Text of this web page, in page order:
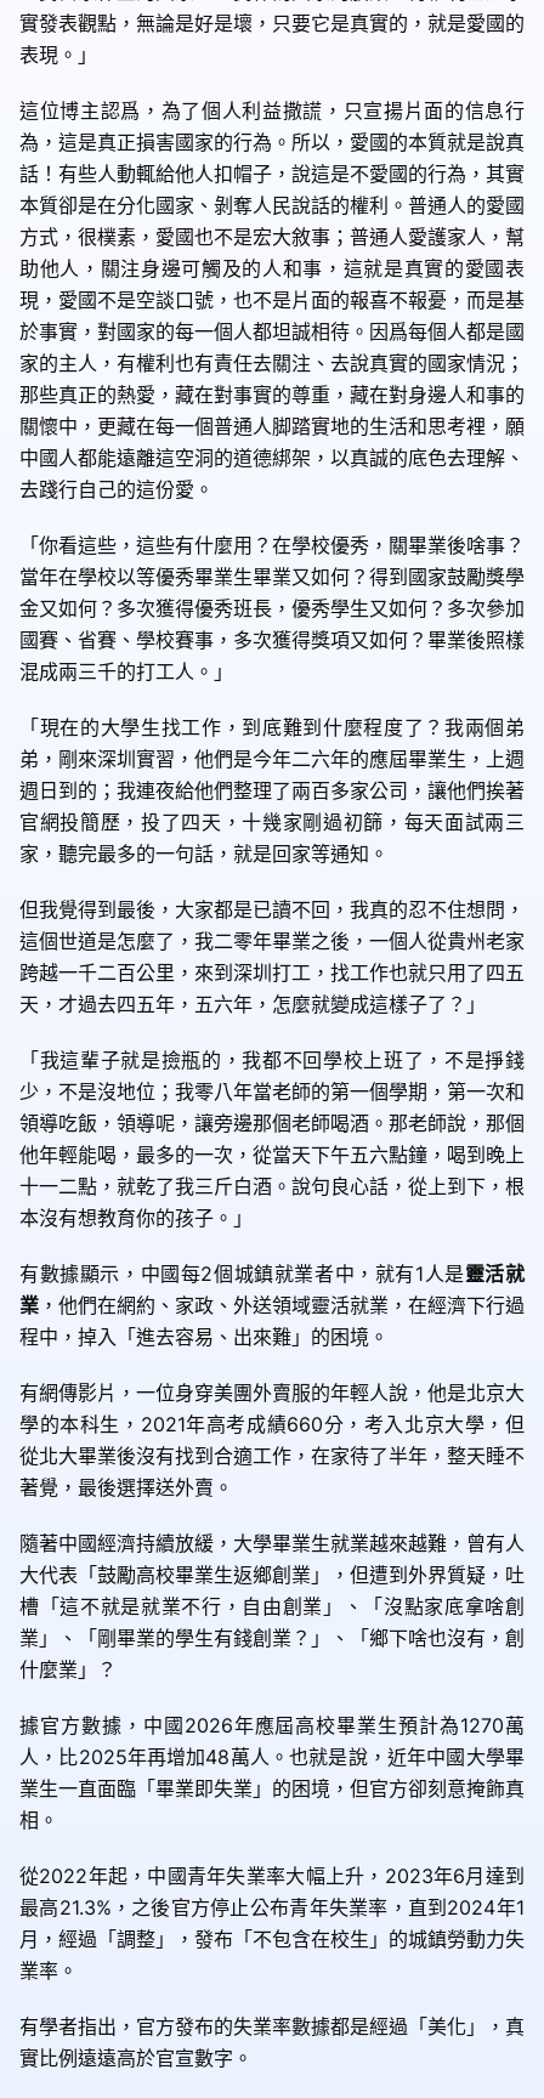
實發表觀點，無論是好是壞，只要它是真實的，就是愛國的
表現。」
這位博主認爲，為了個人利益撒謊，只宣揚片面的信息行
為，這是真正損害國家的行為。所以，愛國的本質就是說真
話！有些人動輒給他人扣帽子，說這是不愛國的行為，其實
本質卻是在分化國家、剝奪人民說話的權利。普通人的愛國
方式，很樸素，愛國也不是宏大敘事；普通人愛護家人，幫
助他人，關注身邊可觸及的人和事，這就是真實的愛國表
現，愛國不是空談口號，也不是片面的報喜不報憂，而是基
於事實，對國家的每一個人都坦誠相待。因爲每個人都是國
家的主人，有權利也有責任去關注、去說真實的國家情況；
那些真正的熱愛，藏在對事實的尊重，藏在對身邊人和事的
關懷中，更藏在每一個普通人脚踏實地的生活和思考裡，願
中國人都能遠離這空洞的道德綁架，以真誠的底色去理解、
去踐行自己的這份愛。
「你看這些，這些有什麼用？在學校優秀，關畢業後啥事？
當年在學校以等優秀畢業生畢業又如何？得到國家鼓勵獎學
金又如何？多次獲得優秀班長，優秀學生又如何？多次參加
國賽、省賽、學校賽事，多次獲得獎項又如何？畢業後照樣
混成兩三千的打工人。」
「現在的大學生找工作，到底難到什麼程度了？我兩個弟
弟，剛來深圳實習，他們是今年二六年的應屆畢業生，上週
週日到的；我連夜給他們整理了兩百多家公司，讓他們挨著
官網投簡歷，投了四天，十幾家剛過初篩，每天面試兩三
家，聽完最多的一句話，就是回家等通知。
但我覺得到最後，大家都是已讀不回，我真的忍不住想問，
這個世道是怎麼了，我二零年畢業之後，一個人從貴州老家
跨越一千二百公里，來到深圳打工，找工作也就只用了四五
天，才過去四五年，五六年，怎麼就變成這樣子了？」
「我這輩子就是撿瓶的，我都不回學校上班了，不是掙錢
少，不是沒地位；我零八年當老師的第一個學期，第一次和
領導吃飯，領導呢，讓旁邊那個老師喝酒。那老師說，那個
他年輕能喝，最多的一次，從當天下午五六點鐘，喝到晚上
十一二點，就乾了我三斤白酒。說句良心話，從上到下，根
本沒有想教育你的孩子。」
有數據顯示，中國每2個城鎮就業者中，就有1人是靈活就
業 ，他們在網約、家政、外送領域靈活就業，在經濟下行過
程中，掉入「進去容易、出來難」的困境。
有網傳影片，一位身穿美團外賣服的年輕人說，他是北京大
學的本科生，2021年高考成績660分，考入北京大學，但
從北大畢業後沒有找到合適工作，在家待了半年，整天睡不
著覺，最後選擇送外賣。
隨著中國經濟持續放緩，大學畢業生就業越來越難，曾有人
大代表「鼓勵高校畢業生返鄉創業」，但遭到外界質疑，吐
槽「這不就是就業不行，自由創業」、「沒點家底拿啥創
業」、「剛畢業的學生有錢創業？」、「鄉下啥也沒有，創
什麼業」？
據官方數據，中國2026年應屆高校畢業生預計為1270萬
人，比2025年再增加48萬人。也就是說，近年中國大學畢
業生一直面臨「畢業即失業」的困境，但官方卻刻意掩飾真
相。
從2022年起，中國青年失業率大幅上升，2023年6月達到
最高21.3%，之後官方停止公布青年失業率，直到2024年1
月，經過「調整」，發布「不包含在校生」的城鎮勞動力失
業率。
有學者指出，官方發布的失業率數據都是經過「美化」，真
實比例遠遠高於官宣數字。